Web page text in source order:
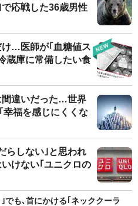
応戦した36歳男性
け…医師が｢血糖値ス
蔵庫に常備したい食
間違いだった…世界
幸福を感じにくくな
らしない｣と思われ
けない｢ユニクロの
でも､首にかける｢ネッククーラ